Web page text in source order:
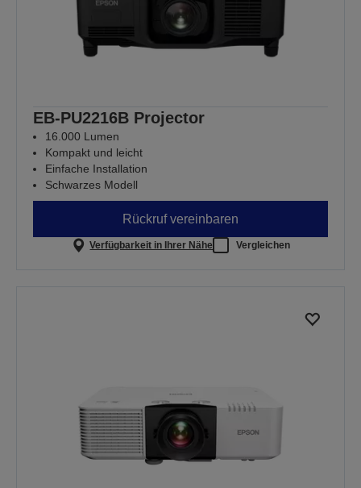
EB-PU2216B Projector
16.000 Lumen
Kompakt und leicht
Einfache Installation
Schwarzes Modell
Rückruf vereinbaren
Verfügbarkeit in Ihrer Nähe Vergleichen